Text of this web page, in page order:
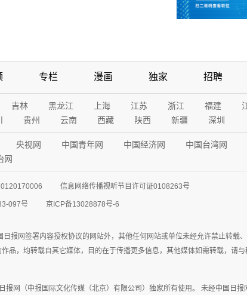
专栏 漫画 独家 招聘
吉林 黑龙江 上海 江苏 浙江 福建
贵州 云南 西藏 陕西 新疆 深圳
央视网 中国青年网 中国经济网 中国台湾网
网
信息网络传播视听节目许可证0108263号
097号 京ICP备13028878号-6
报网签署内容授权协议的网站外，其他任何网站或单位未经允许禁止转载
品，均转载自其它媒体，目的在于传播更多信息，其他媒体如需转载，请
网（中报国际文化传媒（北京）有限公司）独家所有使用。 未经中国日